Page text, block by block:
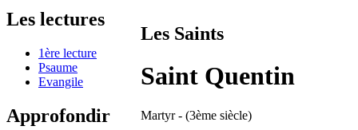
Les lectures
1ère lecture
Psaume
Evangile
Approfondir
Les Saints
Saint Quentin
Martyr - (3ème siècle)